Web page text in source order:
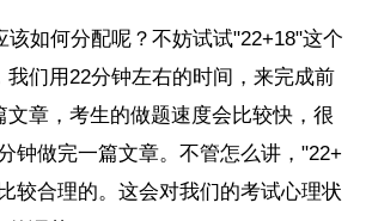
该如何分配呢？不妨试试"22+18"这个
我们用22分钟左右的时间，来完成前
文章，考生的做题速度会比较快，很
钟做完一篇文章。不管怎么讲，"22+
较合理的。这会对我们的考试心理状